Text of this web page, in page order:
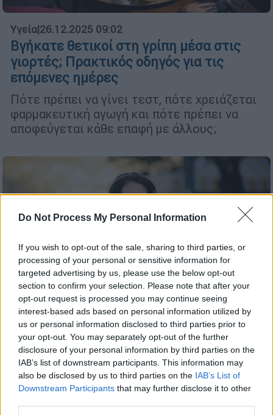
Do Not Process My Personal Information
If you wish to opt-out of the sale, sharing to third parties, or
processing of your personal or sensitive information for
targeted advertising by us, please use the below opt-out
section to confirm your selection. Please note that after your
opt-out request is processed you may continue seeing
interest-based ads based on personal information utilized by
us or personal information disclosed to third parties prior to
your opt-out. You may separately opt-out of the further
disclosure of your personal information by third parties on the
IAB’s list of downstream participants. This information may
also be disclosed by us to third parties on the IAB’s List of
Downstream Participants that may further disclose it to other
Υγεία|26.12.2025 09:02
Βγήκατε θετικοί στη γρίπη μέσα στις
γιορτές; Πρακτικός οδηγός για τις
επόμενες ημέρες
Πότε πρέπει να γίνει τεστ, πότε χρειάζεται
φαρμακευτική αγωγή και πότε πρέπει να
αποφεύγεται κάθε επαφή με άλλους;
Υγεία|22.11.2025 08:58
Σε εγρήγορση για την πρόωρη άνοδο της
γρίπης: Το νέο στέλεχος Κ και η σημασία
του εμβολιασμού